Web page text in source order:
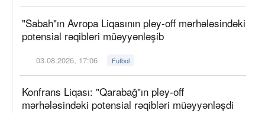
"Sabah"ın Avropa Liqasının pley-off mərhələsindəki
potensial rəqibləri müəyyənləşib
03.08.2026, 17:06 Futbol
Konfrans Liqası: "Qarabağ"ın pley-off
mərhələsindəki potensial rəqibləri müəyyənləşdi